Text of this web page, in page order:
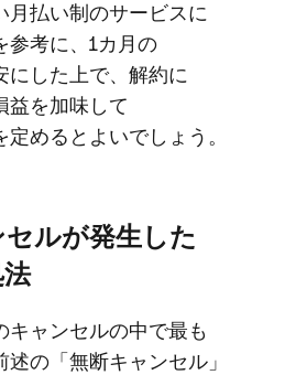
月払い制の​​サービスに​​
参考に、​​1カ月の​​
に​​した上で、​​解約に​​
益を​​加味して​​
めると​​よいでしょう。
ルが​発生した​
キャンセルの​​中で​​最も​​
の​​「無断キャンセル」